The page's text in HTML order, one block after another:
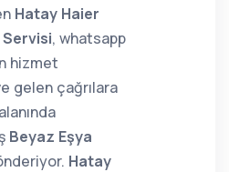
Hatay Haier
, whatsapp
hizmet
gelen çağrılara
Beyaz Eşya
Hatay